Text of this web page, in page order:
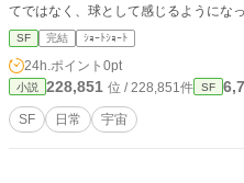
てではなく、球として感じるようになっ
SF 完結 ｼｮｰﾄｼｮｰﾄ
24h.ポイント 0pt
小説 228,851 位 / 228,851件 SF
SF 日常 宇宙